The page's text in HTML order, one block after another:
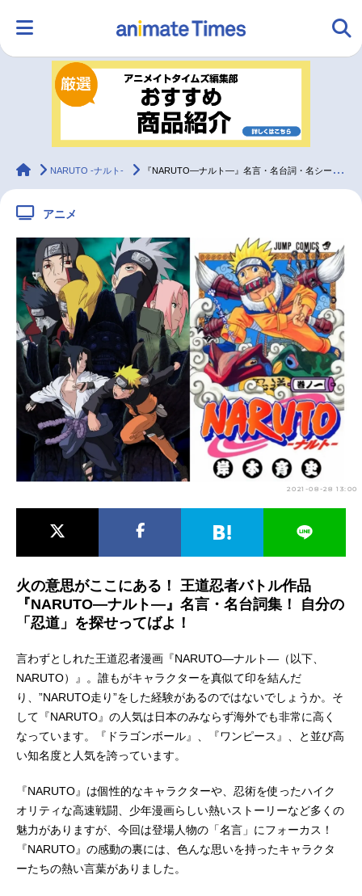
ランキング アニメ
ラジオ みんなの声
2.5次元 配信・Vtuber トレンド 無料マンガ
最新記事一覧
アニメ記事一覧 声優記事一覧
アニメ映画一覧 実写化映画一覧
今期アニメ曜日別一覧
春アニメ 夏アニメ
男性声優/女性声優一覧
animateTimes
NARUTO -ナルト- 『NARUTO―ナルト―』名言・名台詞・名シーン集
アニメ
2021-08-28 13:00
火の意思がここにある！ 王道忍者バトル作品
『NARUTO―ナルト―』名言・名台詞集！ 自分の
「忍道」を探せってばよ！
言わずとしれた王道忍者漫画『NARUTO―ナルト―（以下、
NARUTO）』。誰もがキャラクターを真似て印を結んだ
り、”NARUTO走り”をした経験があるのではないでしょうか。そ
して『NARUTO』の人気は日本のみならず海外でも非常に高く
なっています。『ドラゴンボール』、『ワンピース』、と並び高
い知名度と人気を誇っています。
『NARUTO』は個性的なキャラクターや、忍術を使ったハイク
オリティな高速戦闘、少年漫画らしい熱いストーリーなど多くの
魅力がありますが、今回は登場人物の「名言」にフォーカス！
『NARUTO』の感動の裏には、色んな思いを持ったキャラクタ
ーたちの熱い言葉がありました。